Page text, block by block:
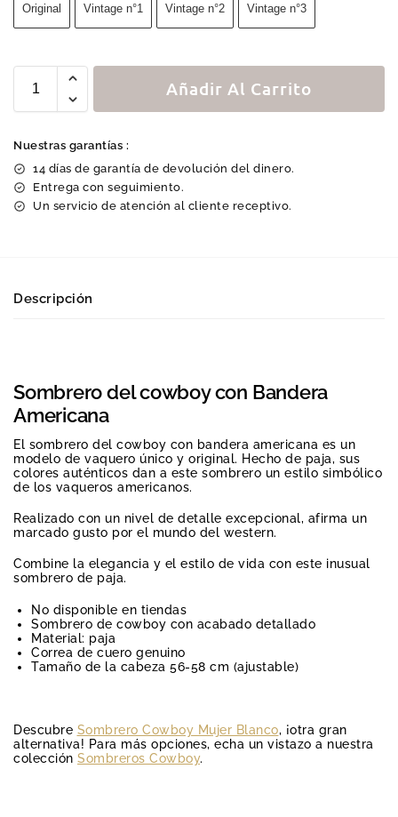
Original Vintage n°1 Vintage n°2 Vintage n°3
Añadir Al Carrito
Nuestras garantías :
14 días de garantía de devolución del dinero.
Entrega con seguimiento.
Un servicio de atención al cliente receptivo.
Descripción
Sombrero del cowboy con Bandera
Americana
El sombrero del cowboy con bandera americana es un
modelo de vaquero único y original. Hecho de paja, sus
colores auténticos dan a este sombrero un estilo simbólico
de los vaqueros americanos.
Realizado con un nivel de detalle excepcional, afirma un
marcado gusto por el mundo del western.
Combine la elegancia y el estilo de vida con este inusual
sombrero de paja.
No disponible en tiendas
Sombrero de cowboy con acabado detallado
Material: paja
Correa de cuero genuino
Tamaño de la cabeza 56-58 cm (ajustable)
Descubre Sombrero Cowboy Mujer Blanco, ¡otra gran
alternativa! Para más opciones, echa un vistazo a nuestra
colección Sombreros Cowboy.